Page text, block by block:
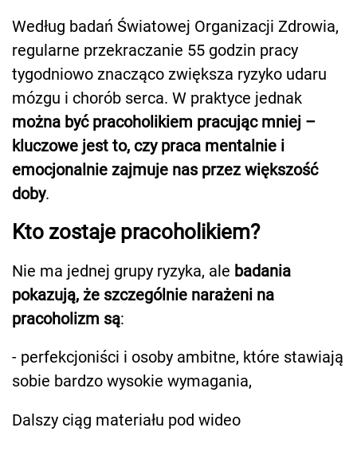
Według badań Światowej Organizacji Zdrowia,
regularne przekraczanie 55 godzin pracy
tygodniowo znacząco zwiększa ryzyko udaru
mózgu i chorób serca. W praktyce jednak
można być pracoholikiem pracując mniej –
kluczowe jest to, czy praca mentalnie i
emocjonalnie zajmuje nas przez większość
doby.
Kto zostaje pracoholikiem?
Nie ma jednej grupy ryzyka, ale badania
pokazują, że szczególnie narażeni na
pracoholizm są:
- perfekcjoniści i osoby ambitne, które stawiają
sobie bardzo wysokie wymagania,
Dalszy ciąg materiału pod wideo